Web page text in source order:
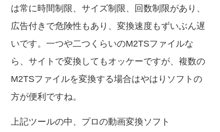
は常に時間制限、サイズ制限、回数制限があり、
広告付きで危険性もあり、変換速度もずいぶん遅
いです。一つや二つくらいのM2TSファイルな
ら、サイトで変換してもオッケーですが、複数の
M2TSファイルを変換する場合はやはりソフトの
方が便利ですね。
上記ツールの中、プロの動画変換ソフト